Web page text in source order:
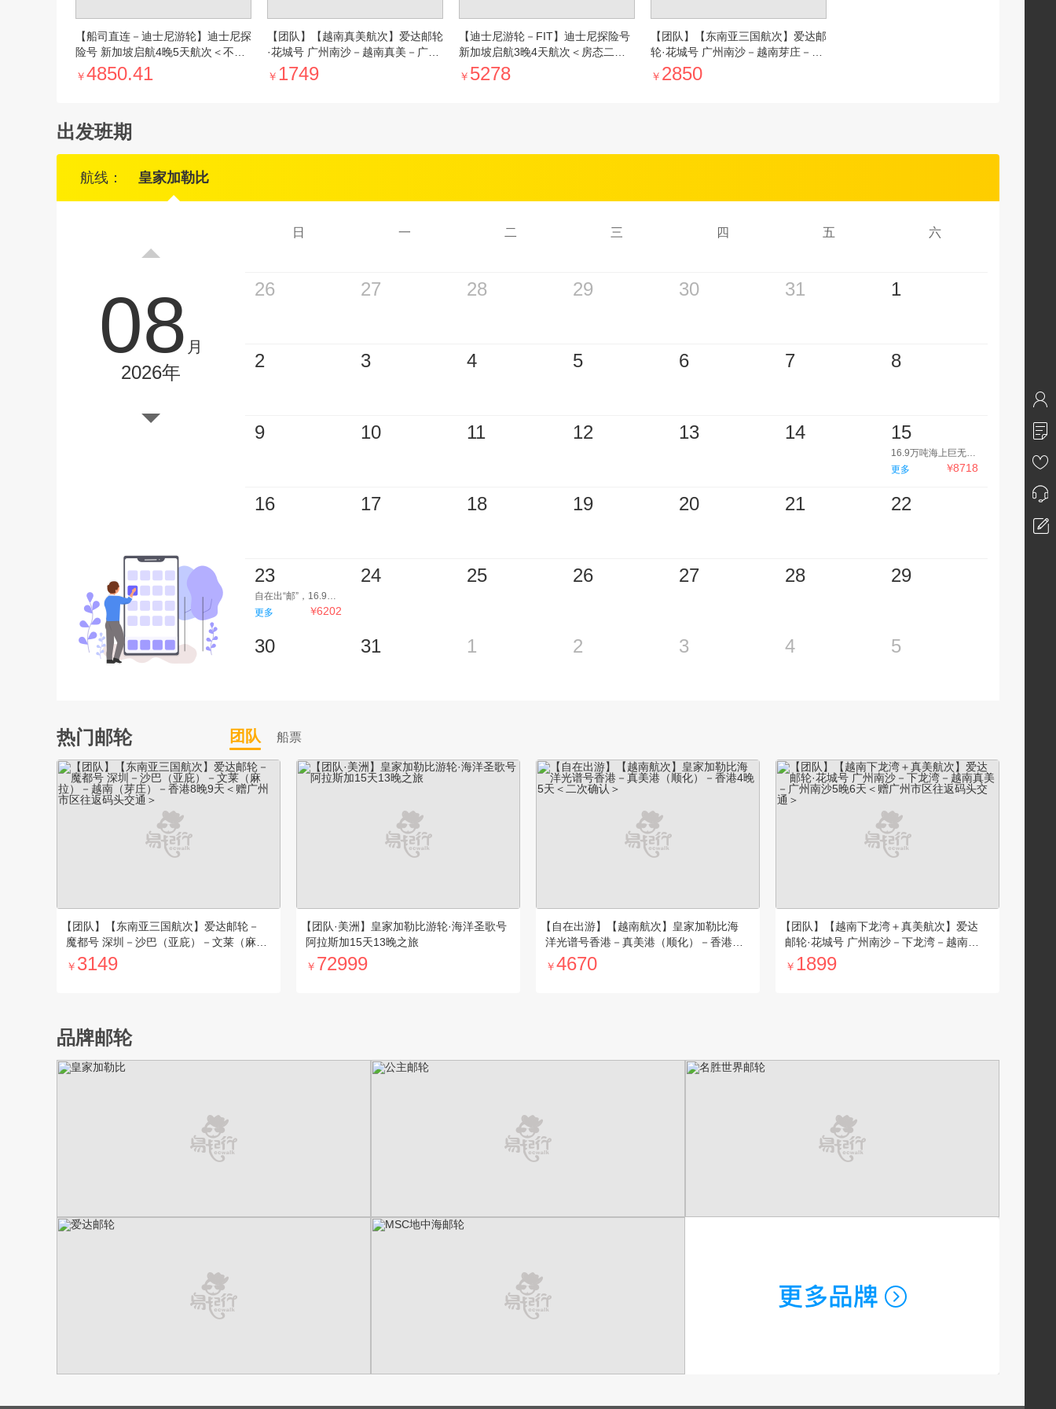
【船司直连－迪士尼游轮】迪士尼探
险号 新加坡启航4晚5天航次＜不离
船玩遍7大主题区域,亚洲旗舰邮轮,
超强IP阵容互动,海上过山车,海上烟
￥4850.41
【团队】【越南真美航次】爱达邮轮
·花城号 广州南沙－越南真美－广州
南沙4晚5天＜赠广州市区往返码头
交通＞
￥ 1749
【迪士尼游轮－FIT】迪士尼探险号
新加坡启航3晚4天航次＜房态二次
确认＞
￥ 5278
【团队】【东南亚三国航次】爱达邮
轮·花城号 广州南沙－越南芽庄－马
来西亚沙巴－文莱－广州南沙8晚9
天＜赠广州市区往返码头交通＞
￥ 2850
出发班期
航线： 皇家加勒比
08 月
2026年
日 一 二 三 四 五 六
26 27 28 29 30 31 1
2 3 4 5 6 7 8
9 10 11 12 13 14 15
16.9万吨海上巨无霸-皇家加勒比【海洋光谱号】，自在出“邮”*上海-福冈-釜山-上海5晚6天
更多
￥8718
16 17 18 19 20 21 22
23
自在出“邮”，16.9万吨娱乐之王【皇家加勒比海洋光谱号】*上海－韩国釜山－上海4晚5天
更多
￥6202
24 25 26 27 28 29
30 31 1 2 3 4 5
热门邮轮 团队 船票
【团队】【东南亚三国航次】爱达邮轮－
魔都号 深圳－沙巴（亚庇）－文莱（麻
拉）－越南（芽庄）－香港8晚9天＜赠广
州市区往返码头交通＞
￥ 3149
【团队·美洲】皇家加勒比游轮·海洋圣歌号
阿拉斯加15天13晚之旅
￥ 72999
【自在出游】【越南航次】皇家加勒比海
洋光谱号香港－真美港（顺化）－香港4
晚5天＜二次确认＞
￥4670
【团队】【越南下龙湾＋真美航次】爱达
邮轮·花城号 广州南沙－下龙湾－越南真
美－广州南沙5晚6天＜赠广州市区往返码
头交通＞
￥ 1899
品牌邮轮